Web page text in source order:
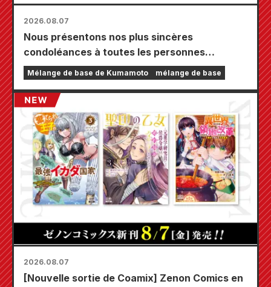
2026.08.07
Nous présentons nos plus sincères
condoléances à toutes les personnes
touchées par le tremblement de terre de
Kumamoto de 2026.
Mélange de base de Kumamoto mélange de base
2026.08.07
[Nouvelle sortie de Coamix] Zenon Comics en